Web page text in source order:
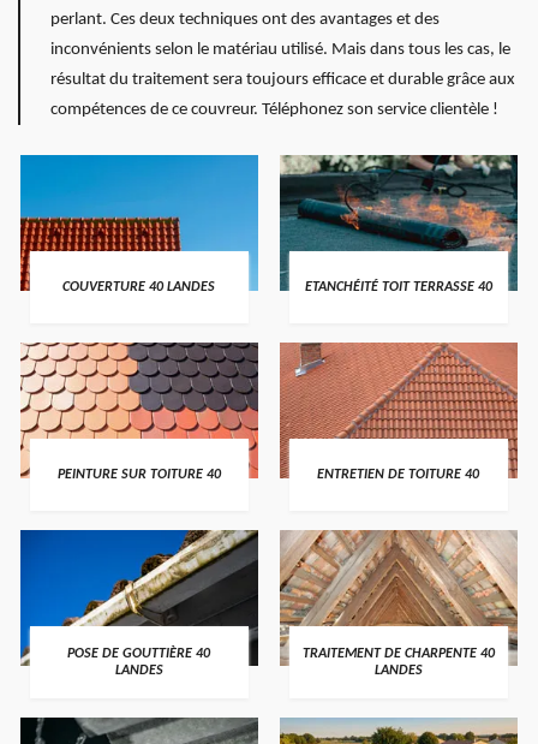
perlant. Ces deux techniques ont des avantages et des
inconvénients selon le matériau utilisé. Mais dans tous les cas, le
résultat du traitement sera toujours efficace et durable grâce aux
compétences de ce couvreur. Téléphonez son service clientèle !
COUVERTURE 40 LANDES ETANCHÉITÉ TOIT TERRASSE 40
PEINTURE SUR TOITURE 40 ENTRETIEN DE TOITURE 40
POSE DE GOUTTIÈRE 40
LANDES
TRAITEMENT DE CHARPENTE 40
LANDES